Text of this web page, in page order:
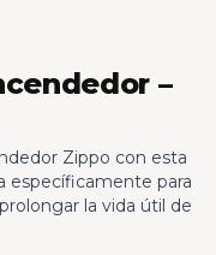
–
Zippo con esta
específicamente para
la vida útil de